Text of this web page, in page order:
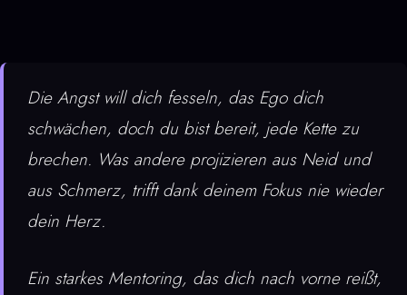
Die Angst will dich fesseln, das Ego dich
schwächen, doch du bist bereit, jede Kette zu
brechen. Was andere projizieren aus Neid und
aus Schmerz, trifft dank deinem Fokus nie wieder
dein Herz.
Ein starkes Mentoring, das dich nach vorne reißt,